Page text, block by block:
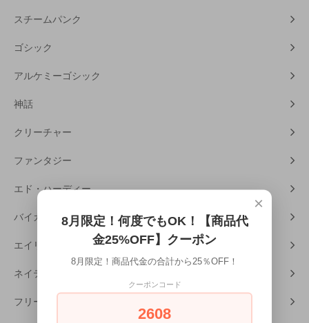
スチームパンク
ゴシック
アルケミーゴシック
神話
クリーチャー
ファンタジー
エド・ハーディー
バイカー・カー用品
エイリアン
ネイティブアメリカン
フリーメーソン
×
8月限定！何度でもOK！【商品代
金25%OFF】クーポン
8月限定！商品代金の合計から25％OFF！
クーポンコード
2608